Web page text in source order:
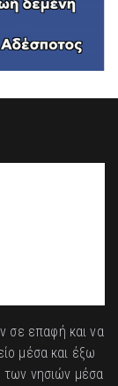
σε επαφή και να
μέσα και έξω
των νησιών μέσα